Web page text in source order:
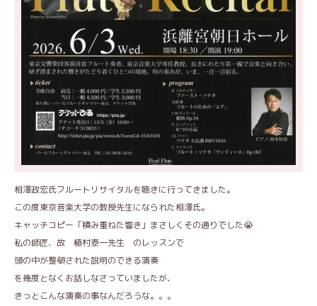
相澤政宏氏フルートリサイタルを聴きに行ってきました。
この度東京音楽大学の教授先生になられた相澤氏。
キャッチコピー「積み重ねた響き」まさしくその通りでした😭
私の師匠、故 植村泰一先生 のレッスンで
頭の中が整頓された説明のできる演奏
を幾度となくお話しなさっていましたが、
きっとこんな演奏の事なんだろうな。。。